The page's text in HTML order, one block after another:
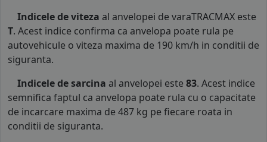
Indicele de viteza al anvelopei de varaTRACMAX este
T. Acest indice confirma ca anvelopa poate rula pe
autovehicule o viteza maxima de 190 km/h in conditii de
siguranta.
Indicele de sarcina al anvelopei este 83. Acest indice
semnifica faptul ca anvelopa poate rula cu o capacitate
de incarcare maxima de 487 kg pe fiecare roata in
conditii de siguranta.